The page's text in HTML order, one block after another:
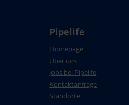
Pipelife
Homepage
Über uns
Jobs bei Pipelife
Kontaktanfrage
Standorte